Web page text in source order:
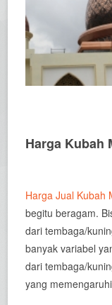
Harga Kubah
Harga Jual Kubah
begitu beragam.
dari tembaga/
banyak variabel
dari tembaga/
yang memengaruhi